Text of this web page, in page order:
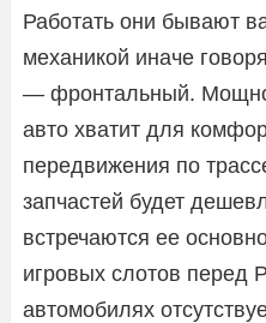
Работать они бывают
механикой иначе
— фронтальный.
авто хватит для
передвижения по
запчастей будет
встречаются ее
игровых слотов перед
автомобилях